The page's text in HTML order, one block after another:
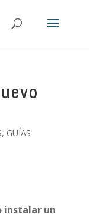
, GUÍAS
instalar un